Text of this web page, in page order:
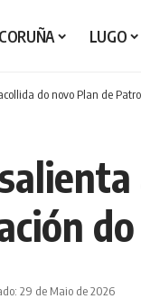
LUGO
do novo Plan de
29 de Maio de 2026